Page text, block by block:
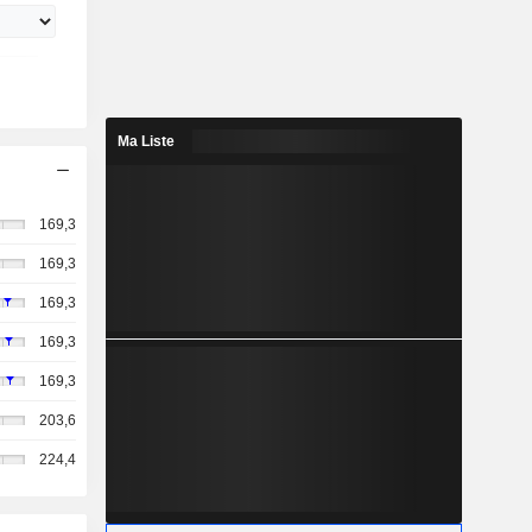
169,3
169,3
169,3
169,3
169,3
203,6
224,4
Ma Liste